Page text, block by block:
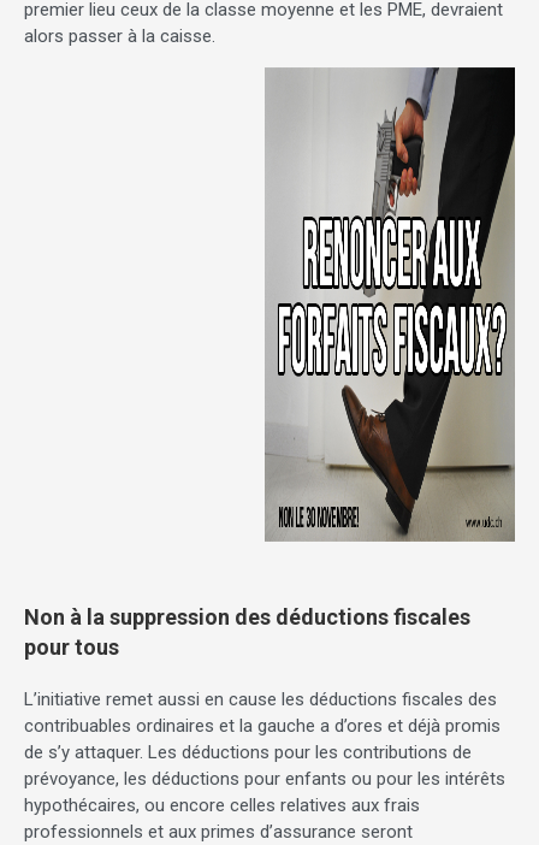
premier lieu ceux de la classe moyenne et les PME, devraient
alors passer à la caisse.
Non à la suppression des déductions fiscales
pour tous
L’initiative remet aussi en cause les déductions fiscales des
contribuables ordinaires et la gauche a d’ores et déjà promis
de s’y attaquer. Les déductions pour les contributions de
prévoyance, les déductions pour enfants ou pour les intérêts
hypothécaires, ou encore celles relatives aux frais
professionnels et aux primes d’assurance seront